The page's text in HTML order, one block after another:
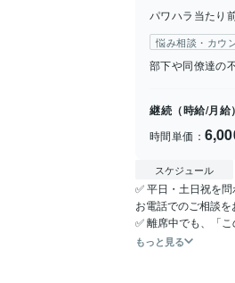
パワハラ当たり
悩み相談・カウ
部下や同僚達の
継続（時給/月給
時間単価：
スケジュール
✅ 平日・土日祝を
お電話でのご相談を
✅ 離席中でも、「
もっと見る